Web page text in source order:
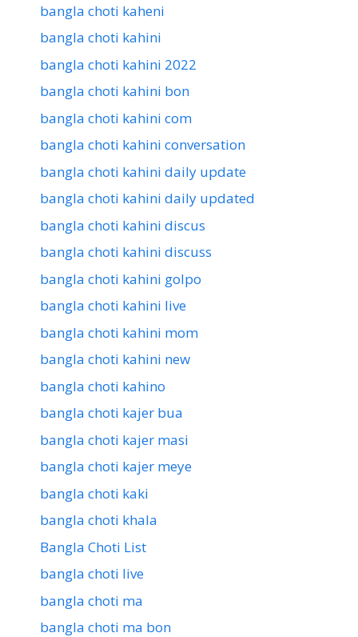
bangla choti kaheni
bangla choti kahini
bangla choti kahini 2022
bangla choti kahini bon
bangla choti kahini com
bangla choti kahini conversation
bangla choti kahini daily update
bangla choti kahini daily updated
bangla choti kahini discus
bangla choti kahini discuss
bangla choti kahini golpo
bangla choti kahini live
bangla choti kahini mom
bangla choti kahini new
bangla choti kahino
bangla choti kajer bua
bangla choti kajer masi
bangla choti kajer meye
bangla choti kaki
bangla choti khala
Bangla Choti List
bangla choti live
bangla choti ma
bangla choti ma bon